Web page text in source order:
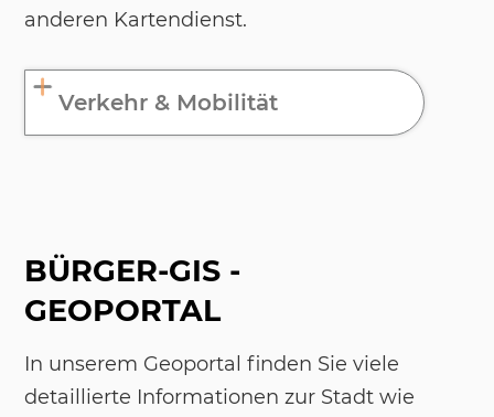
anderen Kartendienst.
Verkehr & Mobilität
BÜRGER-GIS -
GEOPORTAL
In unserem Geoportal finden Sie viele
detaillierte Informationen zur Stadt wie